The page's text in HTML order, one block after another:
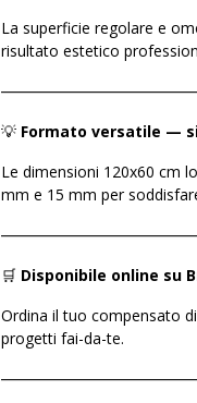
La superficie regolare e
risultato estetico
💡 Formato versatile —
Le dimensioni 120x60 cm
mm e 15 mm per
🛒 Disponibile online su
Ordina il tuo compensato
progetti fai-da-te.